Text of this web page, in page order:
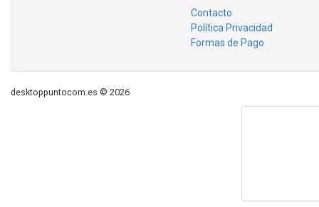
Contacto
Política Privacidad
Formas de Pago
desktoppuntocom.es © 2026